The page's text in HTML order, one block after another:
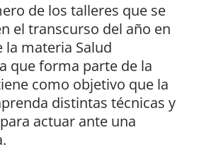
de los talleres que se
el transcurso del año en
la materia Salud
que forma parte de la
como objetivo que la
distintas técnicas y
actuar ante una